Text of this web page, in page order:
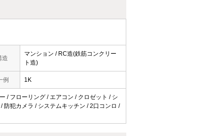
造
マンション / RC造(鉄筋コンクリー
ト造)
例 1K
/ フローリング / エアコン / クロゼット / シ
防犯カメラ / システムキッチン / 2口コンロ /